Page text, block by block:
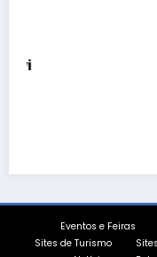
mia
de
Eventos e Feiras
Sites de Turismo